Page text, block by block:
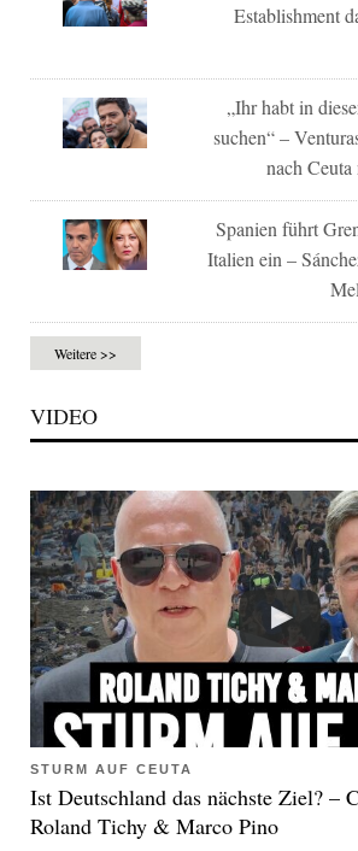
Establishment
„Ihr habt in
suchen“ –
nach
Spanien führt
Italien ein –
Weitere >>
VIDEO
STURM AUF CEUTA
Ist Deutschland das nächste Ziel? –
Roland Tichy & Marco Pino